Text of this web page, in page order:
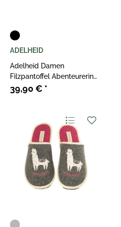
ADELHEID
Adelheid Damen
Filzpantoffel Abenteurerin
Ohren pechschwarz
39,90 € *